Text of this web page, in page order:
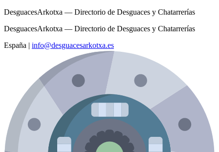
DesguacesArkotxa — Directorio de Desguaces y Chatarrerías
DesguacesArkotxa — Directorio de Desguaces y Chatarrerías
España | info@desguacesarkotxa.es